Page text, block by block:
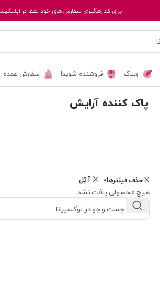
برای کد رهگیری سفارش های خود لطفا در
وبلاگ فروشنده شوید! سفارش عمده
پاک کننده آرایش
حذف فیلترها آتِل
هیچ محصولی یافت نشد.